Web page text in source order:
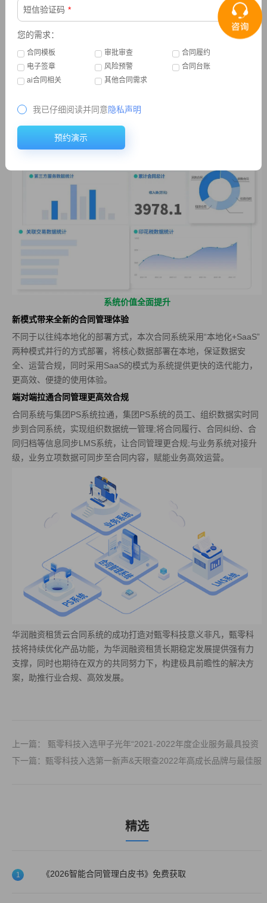
报表统计更全面
▲根据系统记录可按时间、部门、合同类型等梳理合同审核明细、
▲根据系统记录生成印花税统计、关联交易数据统计、第三方服务
等数据统计，降低人工统计导致数据遗漏的可能，为决策提供数据
系统价值全面提升
新模式带来全新的合同管理体验
不同于以往纯本地化的部署方式，本次合同系统采用“本地化+SaaS”
两种模式并行的方式部署，将核心数据部署在本地，保证数据安
全、运营合规，同时采用SaaS的模式为系统提供更快的迭代能力，
更高效、便捷的使用体验。
端对端拉通合同管理更高效合规
合同系统与集团PS系统拉通，集团PS系统的员工、组织数据实时同
步到合同系统，实现组织数据统一管理;将合同履行、合同纠纷、合
同归档等信息同步LMS系统，让合同管理更合规;与业务系统对接升
级，业务立项数据可同步至合同内容，赋能业务高效运营。
华润融资租赁云合同系统的成功打造对甄零科技意义非凡，甄零科
技将持续优化产品功能，为华润融资租赁长期稳定发展提供强有力
支撑，同时也期待在双方的共同努力下，构建极具前瞻性的解决方
案，助推行业合规、高效发展。
上一篇： 甄零科技入选甲子光年“2021-2022年度企业服务最具投资
价值公司”
下一篇：甄零科技入选第一新声&天眼查2022年高成长品牌与最佳服
精选
1 《2026智能合同管理白皮书》免费获取
短信验证码 *
您的需求：
合同模板 审批审查
合同履约
电子签章
风险预警
合同台账
ai合同相关
其他合同需求
我已仔细阅读并同意隐私声明
预约演示